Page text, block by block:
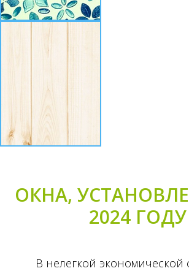
ОКНА,
2024 ГОДУ
В нелегкой экономической